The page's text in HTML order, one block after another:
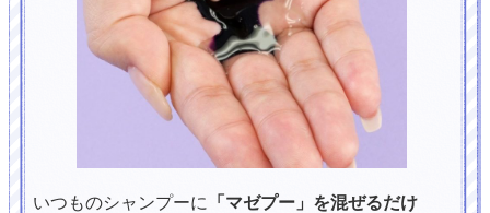
いつものシャンプーに 「マゼプー」を混ぜるだけ